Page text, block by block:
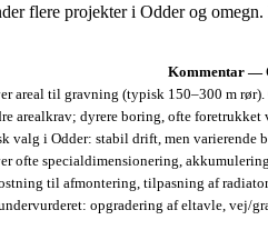
flere projekter i Odder og
Kommentar —
areal til gravning (typisk 150–300 m rør).
arealkrav; dyrere boring, ofte foretrukket
valg i Odder: stabil drift, men varierende
ofte specialdimensionering,
til afmontering, tilpasning af
opgradering af eltavle, vej/